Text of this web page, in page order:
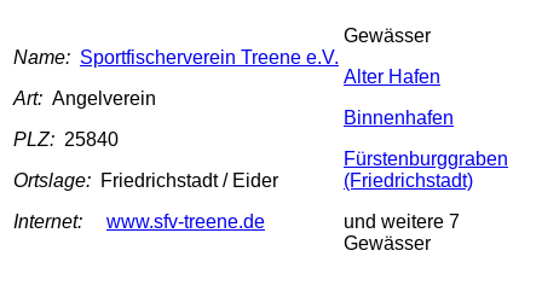
Name: Sportfischerverein Treene e.V.
Art: Angelverein
PLZ: 25840
Ortslage: Friedrichstadt / Eider
Internet:
www.sfv-treene.de
Gewässer
Alter Hafen
Binnenhafen
Fürstenburggraben
(Friedrichstadt)
und weitere 7
Gewässer